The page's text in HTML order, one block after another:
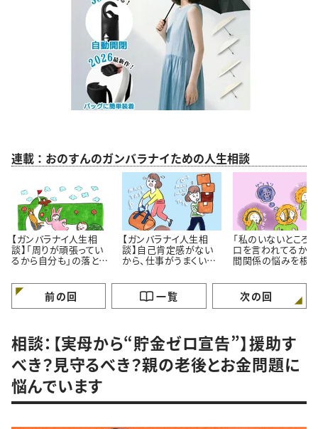
連載：おのすんのガンバラナイための人生相談
【ガンバラナイ人生相
談】「周りが頑張ってい
るから自分も」の落とし
けていますか？
【ガンバラナイ人生相
談】自己肯定感がない
から、仕事がうまくいき
「私のいないところ
口を言われてるかも
間関係の悩みを根っ
ガンバラナイ人生相
前の回 一覧 次の回
相談：【実母から“貯金ゼロ宣告”】援助す
べき？見守るべき？親の老後とお金問題に
悩んでいます